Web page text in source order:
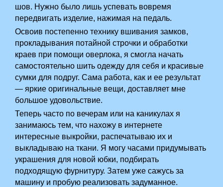
шов. Нужно было лишь успевать вовремя
передвигать изделие, нажимая на педаль.
Освоив постепенно технику вшивания замков,
прокладывания потайной строчки и обработки
краев при помощи оверлока, я смогла начать
самостоятельно шить одежду для себя и красивые
сумки для подруг. Сама работа, как и ее результат
— яркие оригинальные вещи, доставляет мне
большое удовольствие.
Теперь часто по вечерам или на каникулах я
занимаюсь тем, что нахожу в интернете
интересные выкройки, распечатываю их и
выкладываю на ткани. Я могу часами придумывать
украшения для новой юбки, подбирать
подходящую фурнитуру. Затем уже сажусь за
машину и пробую реализовать задуманное.